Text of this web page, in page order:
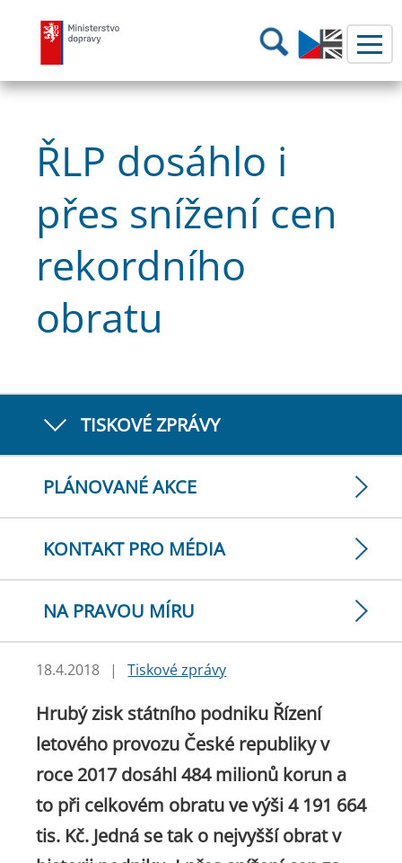
Ministerstvo dopravy Hledání
ŘLP dosáhlo i
přes snížení cen
rekordního
obratu
TISKOVÉ ZPRÁVY
PLÁNOVANÉ AKCE
KONTAKT PRO MÉDIA
NA PRAVOU MÍRU
18.4.2018 | Tiskové zprávy
Hrubý zisk státního podniku Řízení
letového provozu České republiky v
roce 2017 dosáhl 484 milionů korun a
to při celkovém obratu ve výši 4 191 664
tis. Kč. Jedná se tak o nejvyšší obrat v